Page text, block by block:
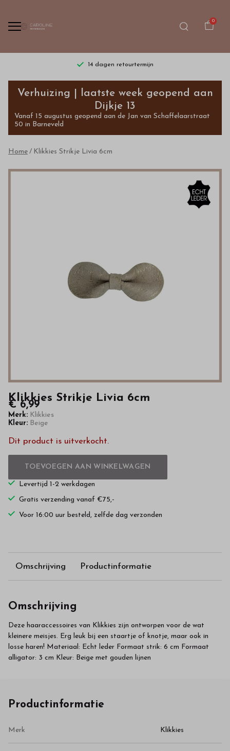
0
14 dagen retourtermijn
Klikkies
Strikje
Livia
6cm
kwaliteit
Verhuizing | laatste week geopend aan
Dijkje 13
Vanaf 15 augustus geopend aan de Jan van Schaffelaarstraat
50 in Barneveld
Home Klikkies Strikje Livia 6cm
Klikkies Strikje Livia 6cm
€ 6,99
Merk: Klikkies
Kleur: Beige
Dit product is uitverkocht.
TOEVOEGEN AAN WINKELWAGEN
Levertijd 1-2 werkdagen
Gratis verzending vanaf €75,-
Voor 16:00 uur besteld, zelfde dag verzonden
Omschrijving Productinformatie
Omschrijving
Deze haaraccessoires van Klikkies zijn ontworpen voor de wat
kleinere meisjes. Erg leuk bij een staartje of knotje, maar ook in
losse haren! Materiaal: Echt leder Formaat strik: 6 cm Formaat
alligator: 3 cm Kleur: Beige met gouden lijnen
Productinformatie
Merk Klikkies